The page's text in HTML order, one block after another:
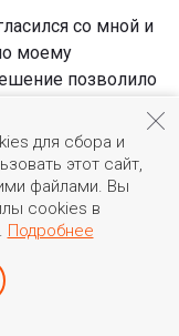
со мной и
моему
позволило
работы
Су-24,
которые и
для сбора и
этот сайт,
файлами. Вы
cookies в
Подробнее